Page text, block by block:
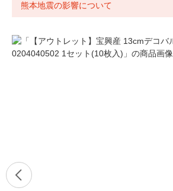
熊本地震の影響について